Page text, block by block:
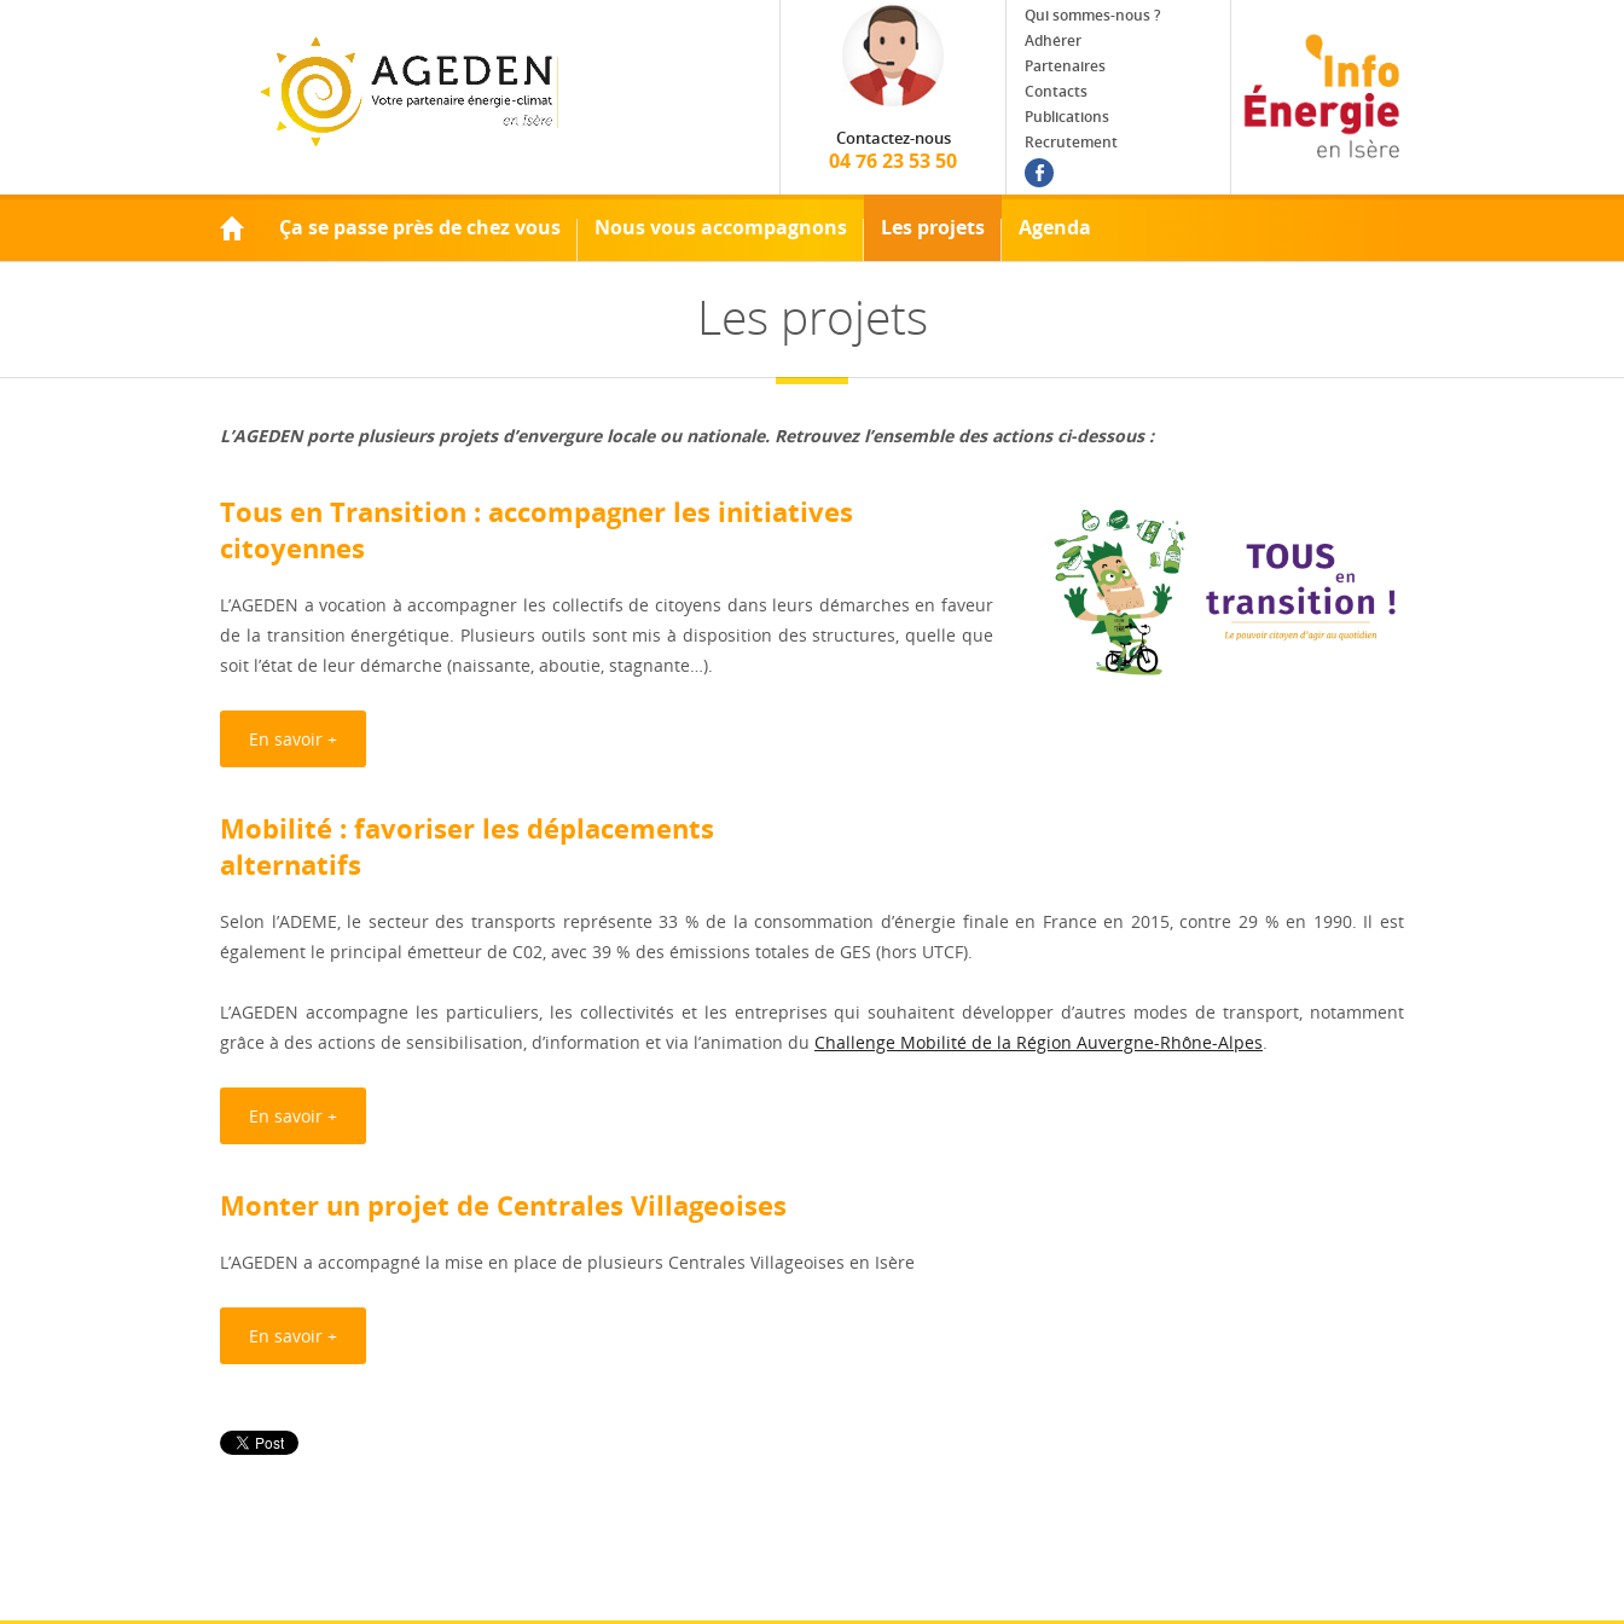
Contactez-nous
04 76 23 53 50
Qui sommes-nous ?
Adhérer
Partenaires
Contacts
Publications
Recrutement
Accueil
Ça se passe près de chez vous Nous vous accompagnons Les projets Agenda
Les projets
L’AGEDEN porte plusieurs projets d’envergure locale ou nationale. Retrouvez l’ensemble des actions ci-dessous :
Tous en Transition : accompagner les initiatives
citoyennes
L’AGEDEN a vocation à accompagner les collectifs de citoyens dans leurs démarches en faveur
de la transition énergétique. Plusieurs outils sont mis à disposition des structures, quelle que
soit l’état de leur démarche (naissante, aboutie, stagnante…).
En savoir +
Mobilité : favoriser les déplacements
alternatifs
Selon l’ADEME, le secteur des transports représente 33 % de la consommation d’énergie finale en France en 2015, contre 29 % en 1990. Il est
également le principal émetteur de C02, avec 39 % des émissions totales de GES (hors UTCF).
L’AGEDEN accompagne les particuliers, les collectivités et les entreprises qui souhaitent développer d’autres modes de transport, notamment
grâce à des actions de sensibilisation, d’information et via l’animation du Challenge Mobilité de la Région Auvergne-Rhône-Alpes.
En savoir +
Monter un projet de Centrales Villageoises
L’AGEDEN a accompagné la mise en place de plusieurs Centrales Villageoises en Isère
En savoir +